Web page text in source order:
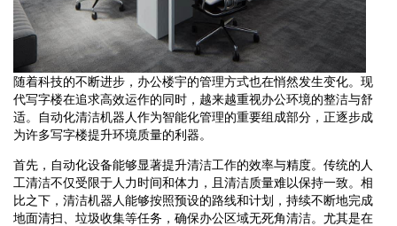
随着科技的不断进步，办公楼宇的管理方式也在悄然发生变化。现
代写字楼在追求高效运作的同时，越来越重视办公环境的整洁与舒
适。自动化清洁机器人作为智能化管理的重要组成部分，正逐步成
为许多写字楼提升环境质量的利器。
首先，自动化设备能够显著提升清洁工作的效率与精度。传统的人
工清洁不仅受限于人力时间和体力，且清洁质量难以保持一致。相
比之下，清洁机器人能够按照预设的路线和计划，持续不断地完成
地面清扫、垃圾收集等任务，确保办公区域无死角清洁。尤其是在